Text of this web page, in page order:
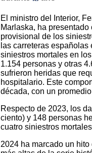
El ministro del Interior,
Marlaska, ha presentado
provisional de los
las carreteras españolas
siniestros mortales en
1.154 personas y otras
sufrieron heridas que
hospitalario. Este
década, con un
Respecto de 2023, los
ciento) y 148 personas
cuatro siniestros
2024 ha marcado un